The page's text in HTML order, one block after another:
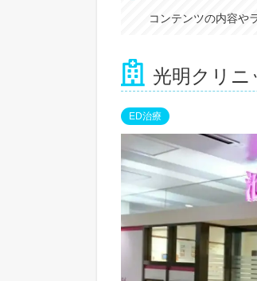
コンテンツの内容や
光明クリニ
ED治療